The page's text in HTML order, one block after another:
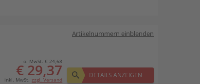
Artikelnummern einblenden
o. MwSt. € 24,68
€ 29,37
inkl. MwSt. zzgl. Versand
DETAILS ANZEIGEN